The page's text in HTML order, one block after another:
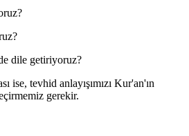
dile getiriyoruz?
ise, tevhid anlayışımızı Kur'an'ın
gerekir.